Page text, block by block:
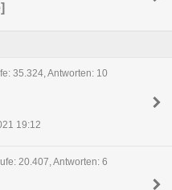
35.324, Antworten: 10
19:12
20.407, Antworten: 6